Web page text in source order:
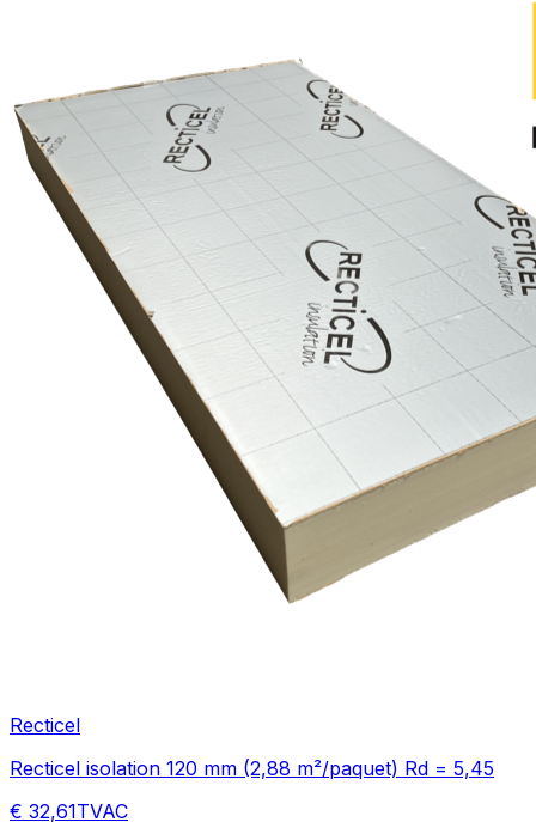
Recticel
Recticel isolation 120 mm (2,88 m²/paquet) Rd = 5,45
€ 32,61TVAC